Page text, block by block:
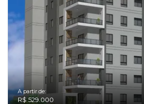
A partir de:
R$ 529.000